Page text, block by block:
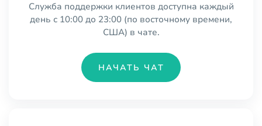
Служба поддержки клиентов доступна каждый
день с 10:00 до 23:00 (по восточному времени,
США) в чате.
НАЧАТЬ ЧАТ